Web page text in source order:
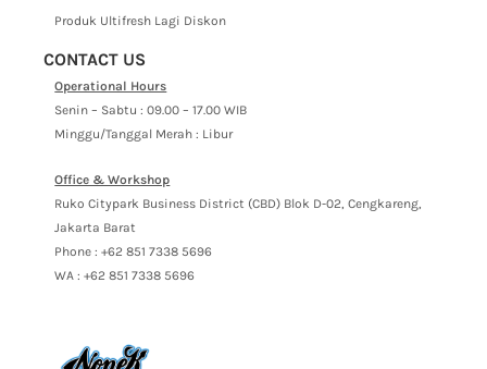
CONTACT US
Produk Ultifresh Lagi Diskon
Operational Hours
Senin – Sabtu : 09.00 – 17.00 WIB
Minggu/Tanggal Merah : Libur
Office & Workshop
Ruko Citypark Business District (CBD) Blok D-02, Cengkareng,
Jakarta Barat
Phone : +62 851 7338 5696
WA : +62 851 7338 5696